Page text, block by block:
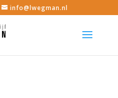
info@lwegman.nl